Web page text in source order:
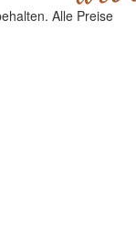
Alle Preise